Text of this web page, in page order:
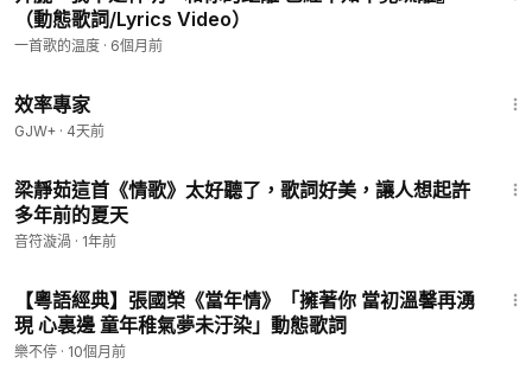
（動態歌詞/Lyrics Video）
一首歌的温度 · 6個月前
效率專家
GJW+ · 4天前
梁靜茹這首《情歌》太好聽了，歌詞好美，讓人想起許
多年前的夏天
音符漩渦 · 1年前
【粵語經典】張國榮《當年情》「擁著你 當初溫馨再湧
現 心裏邊 童年稚氣夢未汙染」動態歌詞
樂不停 · 10個月前